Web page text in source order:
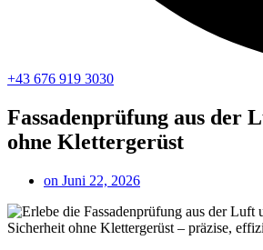
+43 676 919 3030
Fassadenprüfung aus der
ohne Klettergerüst
on Juni 22, 2026